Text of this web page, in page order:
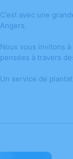
C’est avec une
Angers.
Nous vous invitons
pensées à travers
Un service de